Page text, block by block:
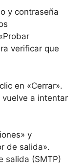
y contraseña
verificar que
en «Cerrar».
a intentar
y
de salida».
salida (SMTP)